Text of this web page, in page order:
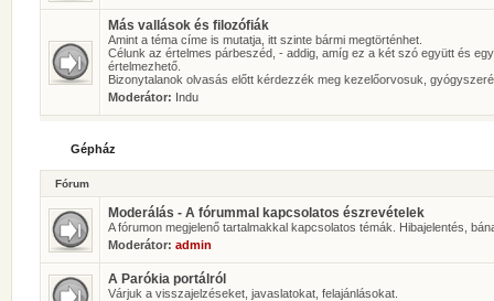
Más vallások és filozófiák
Amint a téma címe is mutatja, itt szinte bármi megtörténhet.
Célunk az értelmes párbeszéd, - addig, amíg ez a két szó együtt és
értelmezhető.
Bizonytalanok olvasás előtt kérdezzék meg kezelőorvosuk,
Moderátor: Indu
Gépház
Fórum
Moderálás - A fórummal kapcsolatos észrevételek
A fórumon megjelenő tartalmakkal kapcsolatos témák. Hibajelentés,
Moderátor: admin
A Parókia portálról
Várjuk a visszajelzéseket, javaslatokat, felajánlásokat.